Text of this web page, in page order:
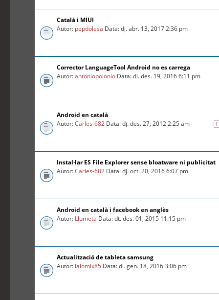
Català i MIUI
Autor: pepdolesa Data: dj. abr. 13, 2017 2:36 pm
Corrector LanguageTool Android no es carrega
Autor:antoniopolonio Data: dl. des. 19, 2016 6:11 pm
Android en català
1
Autor:Carles-682 Data: dj. des. 27, 2012 2:25 am
Instal·lar ES File Explorer sense bloatware ni publicitat
Autor:Carles-682 Data: dj. oct. 20, 2016 6:07 pm
Android en català i facebook en anglès
Autor: Llumeta Data: dt. des. 01, 2015 11:15 pm
Actualització de tableta samsung
Autor: lalomix85 Data: dl. gen. 18, 2016 3:06 pm